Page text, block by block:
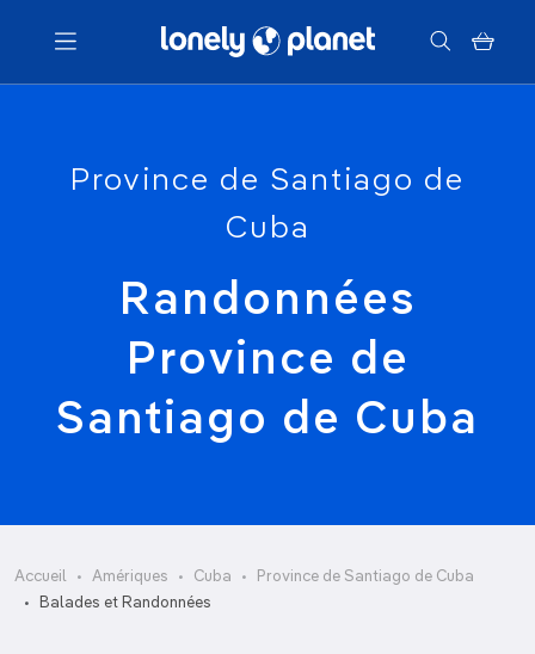
Menu
Votre recherche
Province de Santiago de
Cuba
Randonnées
Province de
Santiago de Cuba
Accueil Amériques Cuba
Province de Santiago de Cuba
Balades et Randonnées
Balcón de Velázquez